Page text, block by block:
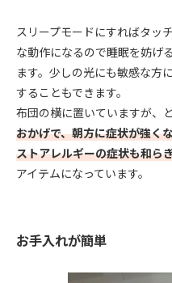
スリープモードにすればタッ
な動作になるので睡眠を妨げ
ます。少しの光にも敏感な方
することもできます。
布団の横に置いていますが、
おかげで、朝方に症状が強く
ストアレルギーの症状も和ら
アイテムになっています。
お手入れが簡単